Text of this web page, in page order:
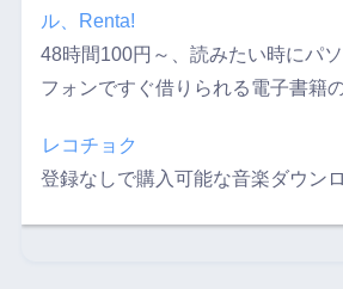
ル、Renta!
48時間100円～、読みたい時にパ
フォンですぐ借りられる電子書籍
レコチョク
登録なしで購入可能な音楽ダウン